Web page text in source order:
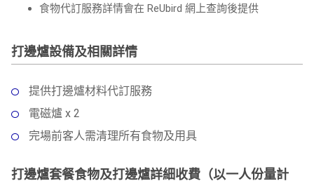
食物代訂服務詳情會在 ReUbird 網上查詢後提供
打邊爐設備及相關詳情
提供打邊爐材料代訂服務
電磁爐 x 2
完場前客人需清理所有食物及用具
打邊爐套餐食物及打邊爐詳細收費（以一人份量計